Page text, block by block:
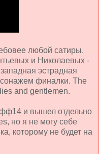
любой сатиры.
и Николаевых -
эстрадная
финалки. The
and gentlemen.
и вышел отдельно
но я не могу себе
которому не будет на